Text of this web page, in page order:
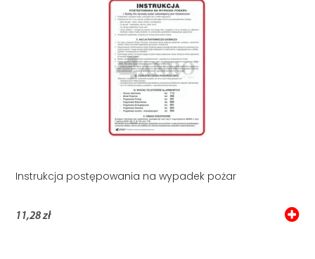
Instrukcja postępowania na wypadek pożar
11,28 zł